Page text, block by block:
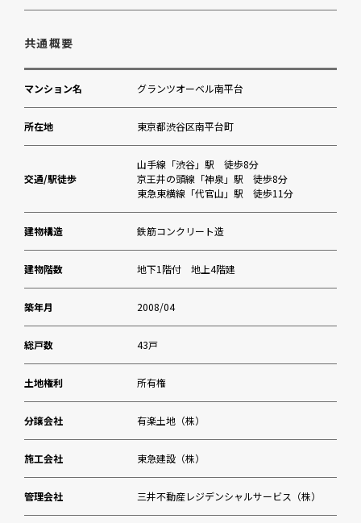
鶯谷さくら幼稚園
佐藤内科クリニック
マルエツ プチ 渋谷神泉店
コクミンドラッグ 渋谷マークシティ店
渋谷区 区民サービスセンター
エスフォルタ渋谷
三菱UFJ銀行渋谷支店
松濤美術館
共通概要
マンション名 グランツオーベル南平台
所在地 東京都渋谷区南平台町
交通/駅徒歩
山手線「渋谷」駅 徒歩8分
京王井の頭線「神泉」駅 徒歩8分
東急東横線「代官山」駅 徒歩11分
建物構造 鉄筋コンクリート造
建物階数 地下1階付 地上4階建
築年月 2008/04
総戸数 43戸
土地権利 所有権
分譲会社 有楽土地（株）
施工会社 東急建設（株）
管理会社 三井不動産レジデンシャルサービス（株）